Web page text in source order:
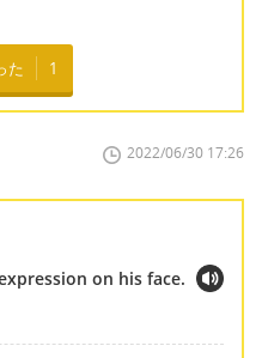
た 1
2022/06/30 17:26
on his face.